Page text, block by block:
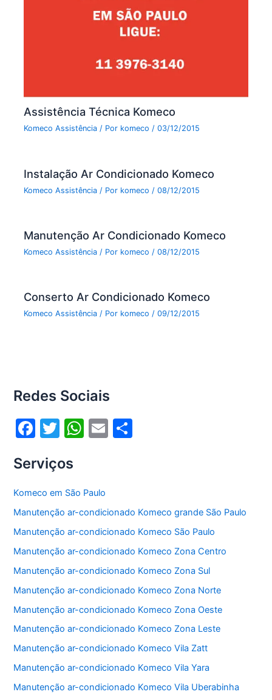
Assistência Técnica Komeco
Komeco Assistência / Por komeco/03/12/2015
Instalação Ar Condicionado Komeco
Komeco Assistência / Por komeco /08/12/2015
Manutenção Ar Condicionado Komeco
Komeco Assistência / Por komeco /08/12/2015
Conserto Ar Condicionado Komeco
Komeco Assistência / Por komeco/09/12/2015
Redes Sociais
F
c
e
b
o
o
k
T
itt
er
W
s
A
p
p
E
Serviços
Komeco em São Paulo
Manutenção ar-condicionado Komeco grande São Paulo
Manutenção ar-condicionado Komeco São Paulo
Manutenção ar-condicionado Komeco Zona Centro
Manutenção ar-condicionado Komeco Zona Sul
Manutenção ar-condicionado Komeco Zona Norte
Manutenção ar-condicionado Komeco Zona Oeste
Manutenção ar-condicionado Komeco Zona Leste
Manutenção ar-condicionado Komeco Vila Zatt
Manutenção ar-condicionado Komeco Vila Yara
Manutenção ar-condicionado Komeco Vila Uberabinha